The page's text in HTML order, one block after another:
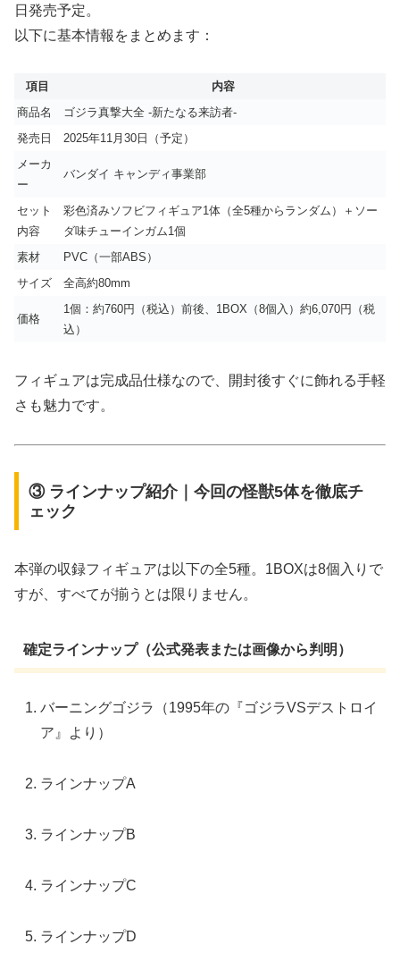
日発売予定。
以下に基本情報をまとめます：
項目
内容
商品名
ゴジラ真撃大全 -新たなる来訪者-
発売日
2025年11月30日（予定）
メーカ
ー
バンダイ キャンディ事業部
セット
内容
彩色済みソフビフィギュア1体（全5種からランダム）＋ソー
ダ味チューインガム1個
素材
PVC（一部ABS）
サイズ
全高約80mm
価格
1個：約760円（税込）前後、1BOX（8個入）約6,070円（税
込）
フィギュアは完成品仕様なので、開封後すぐに飾れる手軽
さも魅力です。
③ ラインナップ紹介｜今回の怪獣5体を徹底チ
ェック
本弾の収録フィギュアは以下の全5種。1BOXは8個入りで
すが、すべてが揃うとは限りません。
確定ラインナップ（公式発表または画像から判明）
バーニングゴジラ（1995年の『ゴジラVSデストロイ
ア』より）
ラインナップA
ラインナップB
ラインナップC
ラインナップD